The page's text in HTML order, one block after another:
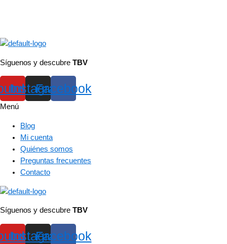
Síguenos y descubre TBV
Instagram
Facebook
Menú
Blog
Mi cuenta
Quiénes somos
Preguntas frecuentes
Contacto
Síguenos y descubre TBV
Instagram
Facebook